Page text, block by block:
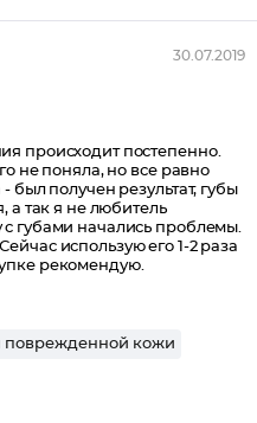
30.07.2019
происходит постепенно.
не поняла, но все равно
был получен результат, губы
а так я не любитель
с губами начались проблемы.
использую его 1-2 раза
рекомендую.
поврежденной кожи